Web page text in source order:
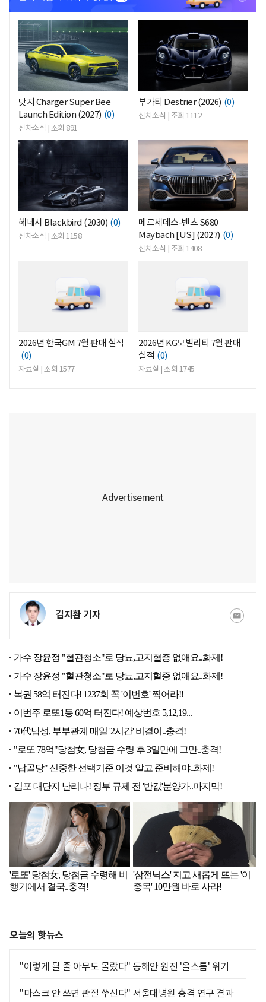
<
닷지 Charger Super Bee
Launch Edition (2027) (0)
신차소식 | 조회 891
부가티 Destrier (2026) (0)
신차소식 | 조회 1112
<
헤네시 Blackbird (2030) (0)
신차소식 | 조회 1158
<
메르세데스-벤츠 S680
Maybach [US] (2027) (0)
신차소식 | 조회 1408
2026년 한국GM 7월 판매 실적
(0)
자료실 | 조회 1577
2026년 KG모빌리티 7월 판매
실적 (0)
자료실 | 조회 1745
김지환 기자
오늘의 핫뉴스
"이렇게 될 줄 아무도 몰랐다" 동해안 원전 '올스톱' 위기
"마스크 안 쓰면 관절 쑤신다" 서울대병원 충격 연구 결과